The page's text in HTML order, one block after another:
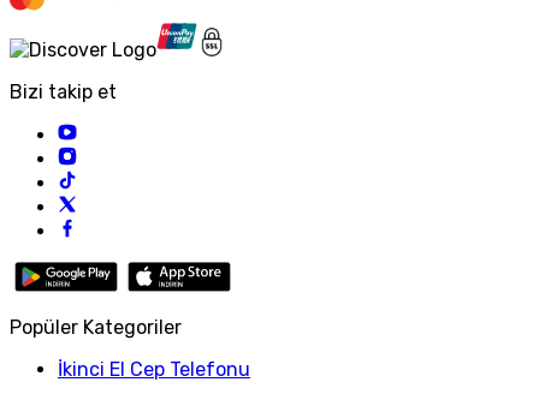
Bizi takip et
Popüler Kategoriler
İkinci El Cep Telefonu